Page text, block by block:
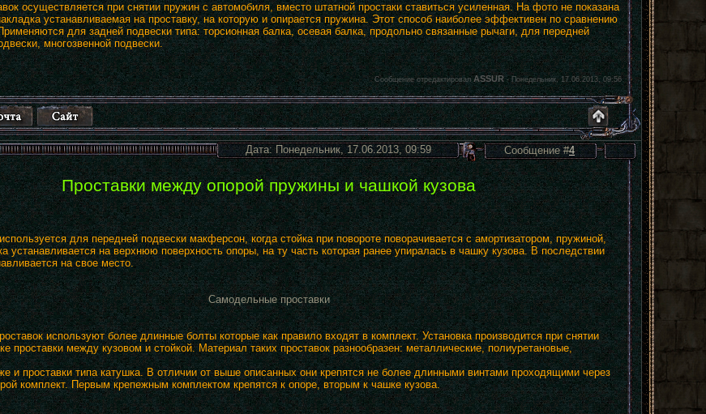
осуществляется при снятии пружин с автомобиля, вместо штатной простаки ставиться усиленная. На фото не показана
устанавливаемая на проставку, на которую и опирается пружина. Этот способ наиболее эффективен по сравнению
для задней подвески типа: торсионная балка, осевая балка, продольно связанные рычаги, для передней
многозвенной подвески.
Сообщение отредактировал ASSUR- Понедельник, 17.06.2013, 09:56
Дата: Понедельник, 17.06.2013, 09:59 Сообщение #4
Проставки между опорой пружины и чашкой кузова
для передней подвески макферсон, когда стойка при повороте поворачивается с амортизатором, пружиной,
устанавливается на верхнюю поверхность опоры, на ту часть которая ранее упиралась в чашку кузова. В последствии
на свое место.
Самодельные проставки
используют более длинные болты которые как правило входят в комплект. Установка производится при снятии
проставки между кузовом и стойкой. Материал таких проставок разнообразен: металлические, полиуретановые,
и проставки типа катушка. В отличии от выше описанных они крепятся не более длинными винтами проходящими через
комплект. Первым крепежным комплектом крепятся к опоре, вторым к чашке кузова.